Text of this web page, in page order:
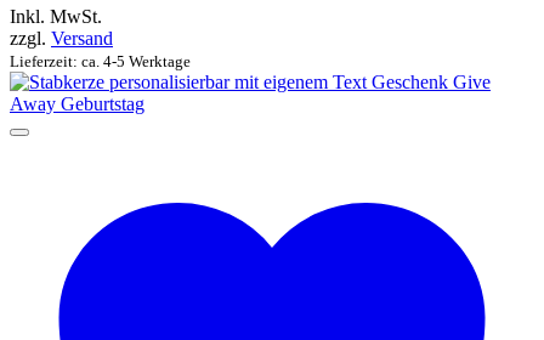
Inkl. MwSt.
zzgl. Versand
Lieferzeit: ca. 4-5 Werktage